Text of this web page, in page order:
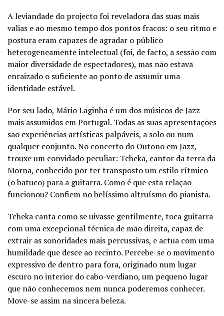
A leviandade do projecto foi reveladora das suas mais
valias e ao mesmo tempo dos pontos fracos: o seu ritmo e
postura eram capazes de agradar o público
heterogeneamente intelectual (foi, de facto, a sessão com
maior diversidade de espectadores), mas não estava
enraizado o suficiente ao ponto de assumir uma
identidade estável.
Por seu lado, Mário Laginha é um dos músicos de Jazz
mais assumidos em Portugal. Todas as suas apresentações
são experiências artísticas palpáveis, a solo ou num
qualquer conjunto. No concerto do Outono em Jazz,
trouxe um convidado peculiar: Tcheka, cantor da terra da
Morna, conhecido por ter transposto um estilo rítmico
(o batuco) para a guitarra. Como é que esta relação
funcionou? Confiem no belíssimo altruísmo do pianista.
Tcheka canta como se uivasse gentilmente, toca guitarra
com uma excepcional técnica de mão direita, capaz de
extrair as sonoridades mais percussivas, e actua com uma
humildade que desce ao recinto. Percebe-se o movimento
expressivo de dentro para fora, originado num lugar
escuro no interior do cabo-verdiano, um pequeno lugar
que não conhecemos nem nunca poderemos conhecer.
Move-se assim na sincera beleza.